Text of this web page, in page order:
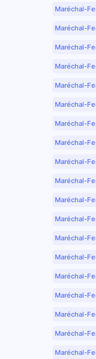
Maréchal-
Maréchal-
Maréchal-
Maréchal-
Maréchal-
Maréchal-
Maréchal-
Maréchal-
Maréchal-
Maréchal-
Maréchal-
Maréchal-
Maréchal-
Maréchal-
Maréchal-
Maréchal-
Maréchal-
Maréchal-
Maréchal-